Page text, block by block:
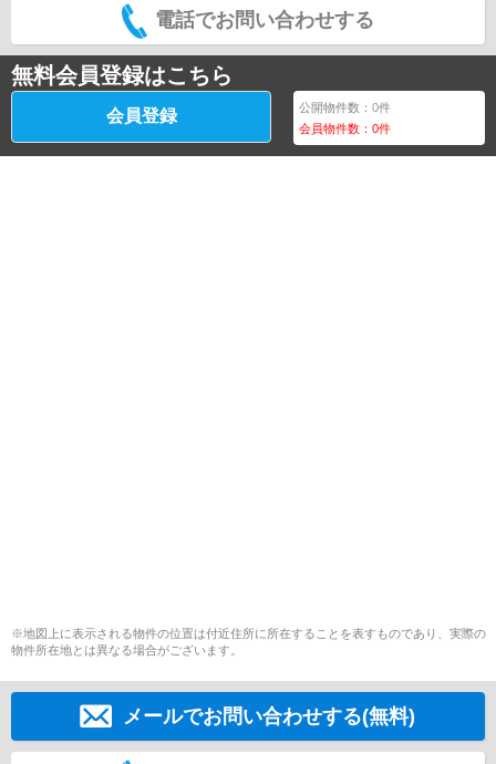
電話でお問い合わせする
無料会員登録はこちら
会員登録 公開物件数：0件
会員物件数：0件
※地図上に表示される物件の位置は付近住所に所在することを表すものであり、実際の
物件所在地とは異なる場合がございます。
メールでお問い合わせする(無料)